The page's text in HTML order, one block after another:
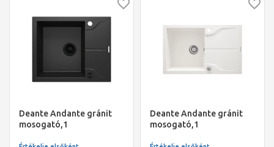
Deante Andante gránit
mosogató,1
Deante Andante gránit
mosogató,1